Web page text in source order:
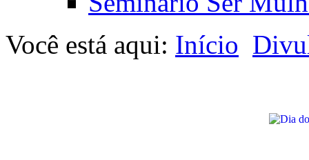
Você está aqui: Início